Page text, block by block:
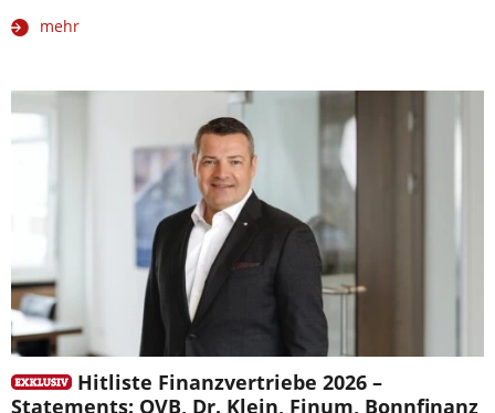
mehr
Hitliste Finanzvertriebe 2026 –
Statements: OVB, Dr. Klein, Finum, Bonnfinanz